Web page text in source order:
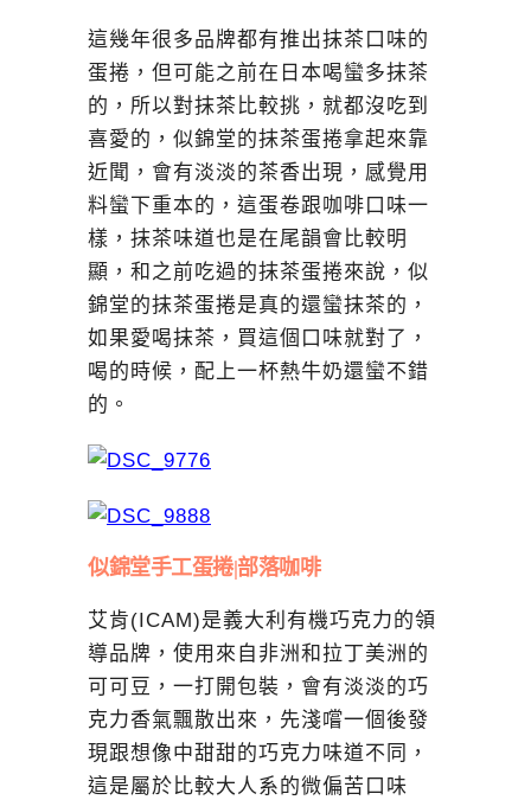
這幾年很多品牌都有推出抹茶口味的
蛋捲，但可能之前在日本喝蠻多抹茶
的，所以對抹茶比較挑，就都沒吃到
喜愛的，似錦堂的抹茶蛋捲拿起來靠
近聞，會有淡淡的茶香出現，感覺用
料蠻下重本的，這蛋卷跟咖啡口味一
樣，抹茶味道也是在尾韻會比較明
顯，和之前吃過的抹茶蛋捲來說，似
錦堂的抹茶蛋捲是真的還蠻抹茶的，
如果愛喝抹茶，買這個口味就對了，
喝的時候，配上一杯熱牛奶還蠻不錯
的。
似錦堂手工蛋捲|部落咖啡
艾肯(ICAM)是義大利有機巧克力的領
導品牌，使用來自非洲和拉丁美洲的
可可豆，一打開包裝，會有淡淡的巧
克力香氣飄散出來，先淺嚐一個後發
現跟想像中甜甜的巧克力味道不同，
這是屬於比較大人系的微偏苦口味